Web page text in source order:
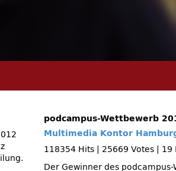
podcampus-Wettbewerb
Multimedia Kontor
118354 Hits
25669 Votes
19
Der Gewinner des